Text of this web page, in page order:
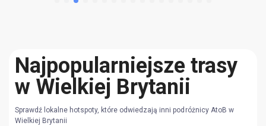
Najpopularniejsze trasy
w Wielkiej Brytanii
Sprawdź lokalne hotspoty, które odwiedzają inni podróżnicy AtoB w
Wielkiej Brytanii